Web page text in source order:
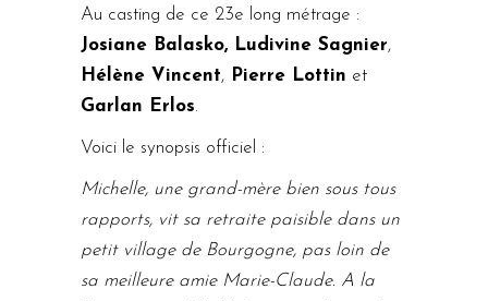
Au casting de ce 23e long métrage :
Josiane Balasko, Ludivine Sagnier,
Hélène Vincent, Pierre Lottin et
Garlan Erlos.
Voici le synopsis officiel :
Michelle, une grand-mère bien sous tous
rapports, vit sa retraite paisible dans un
petit village de Bourgogne, pas loin de
sa meilleure amie Marie-Claude. A la